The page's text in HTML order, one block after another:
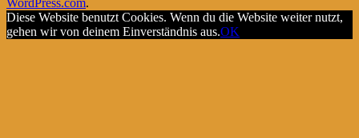
WordPress.com.
Diese Website benutzt Cookies. Wenn du die Website weiter nutzt,
gehen wir von deinem Einverständnis aus.OK